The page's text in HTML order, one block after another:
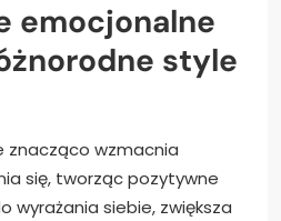
emocjonalne
style
znacząco wzmacnia
się, tworząc pozytywne
wyrażania siebie, zwiększa